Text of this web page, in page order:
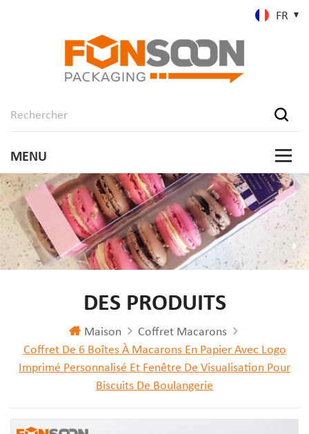
FR
DES PRODUITS
Maison
Coffret Macarons
Coffret De 6 Boîtes À Macarons En Papier Avec Logo
Imprimé Personnalisé Et Fenêtre De Visualisation Pour
Biscuits De Boulangerie